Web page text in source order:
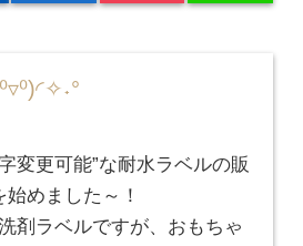
変更可能”な耐水ラベルの販
始めました～！
剤ラベルですが、おもちゃ